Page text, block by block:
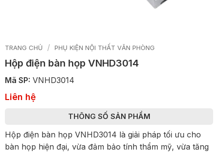
TRANG CHỦ / PHỤ KIỆN NỘI THẤT VĂN PHÒNG
Hộp điện bàn họp VNHD3014
Mã SP: VNHD3014
Liên hệ
THÔNG SỐ SẢN PHẨM
Hộp điện bàn họp VNHD3014 là giải pháp tối ưu cho
bàn họp hiện đại, vừa đảm bảo tính thẩm mỹ, vừa tăng